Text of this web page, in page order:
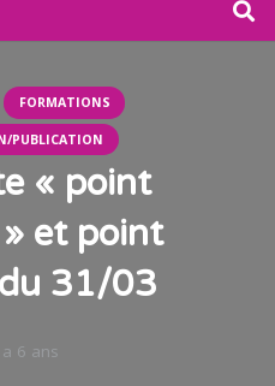
FORMATIONS
PUBLICATION
« point
et point
31/03
6 ans